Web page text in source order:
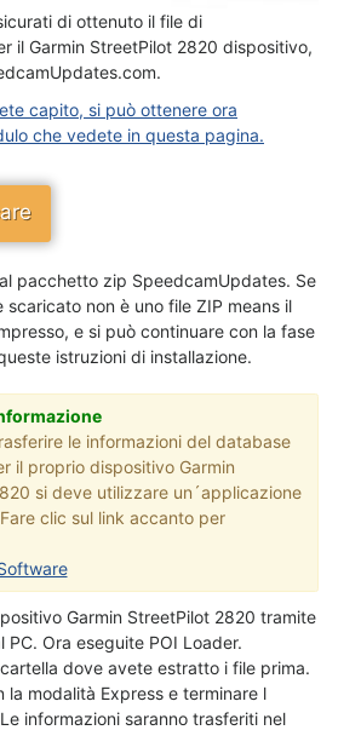
di ottenuto il file di
il Garmin StreetPilot 2820 dispositivo,
capito, si può ottenere ora
che vedete in questa pagina.
pacchetto zip SpeedcamUpdates. Se
scaricato non è uno file ZIP means il
e si può continuare con la fase
istruzioni di installazione.
le informazioni del database
il proprio dispositivo Garmin
si deve utilizzare un´applicazione
clic sul link accanto per
Garmin StreetPilot 2820 tramite
PC. Ora eseguite POI Loader.
dove avete estratto i file prima.
la modalità Express e terminare l
informazioni saranno trasferiti nel